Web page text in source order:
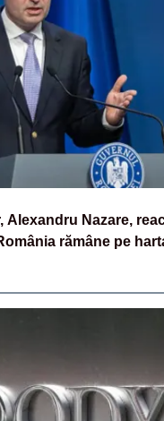
Alexandru Nazare,
rămâne pe